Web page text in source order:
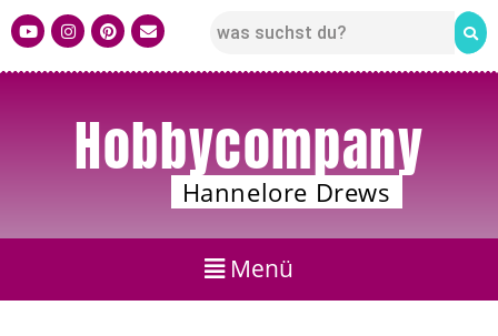
Hobbycompany
Hannelore Drews